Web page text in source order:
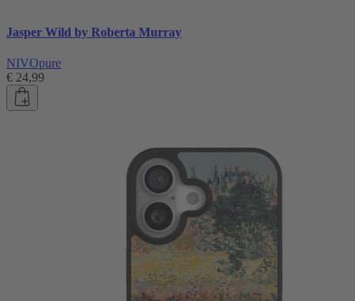
Jasper Wild by Roberta Murray
NIVOpure
€ 24,99